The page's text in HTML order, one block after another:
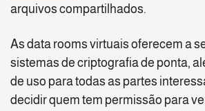
arquivos compartilhados.
As data rooms virtuais oferecem a
sistemas de criptografia de ponta,
de uso para todas as partes
decidir quem tem permissão para